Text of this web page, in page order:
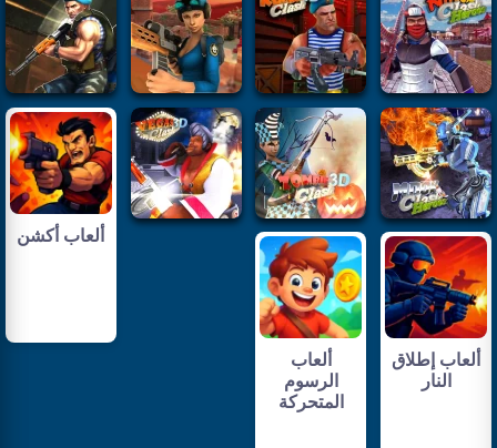
ألعاب أكشن
ألعاب إطلاق
النار
ألعاب
الرسوم
المتحركة